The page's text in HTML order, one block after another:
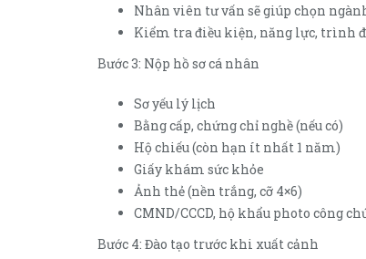
Nhân viên tư vấn sẽ giúp chọn
Kiểm tra điều kiện, năng lực, trình
Bước 3: Nộp hồ sơ cá nhân
Sơ yếu lý lịch
Bằng cấp, chứng chỉ nghề (nếu có)
Hộ chiếu (còn hạn ít nhất 1 năm)
Giấy khám sức khỏe
Ảnh thẻ (nền trắng, cỡ 4×6)
CMND/CCCD, hộ khẩu photo công
Bước 4: Đào tạo trước khi xuất cảnh